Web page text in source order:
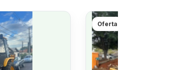
Oferta